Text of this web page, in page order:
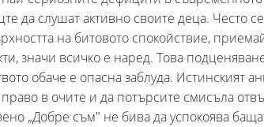
да слушат активно своите деца. Често
на битовото спокойствие,
значи всичко е наред. Това
обаче е опасна заблуда. Истинският
в очите и да потърсите смисъла
„Добре съм" не бива да успокоява